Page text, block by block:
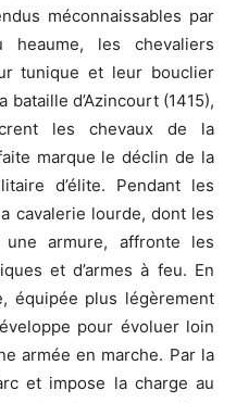
méconnaissables par
les chevaliers
tunique et leur bouclier
d’Azincourt (1415),
les chevaux de la
marque le déclin de la
d’élite. Pendant les
cavalerie lourde, dont les
armure, affronte les
et d’armes à feu. En
équipée plus légèrement
pour évoluer loin
armée en marche. Par la
et impose la charge au